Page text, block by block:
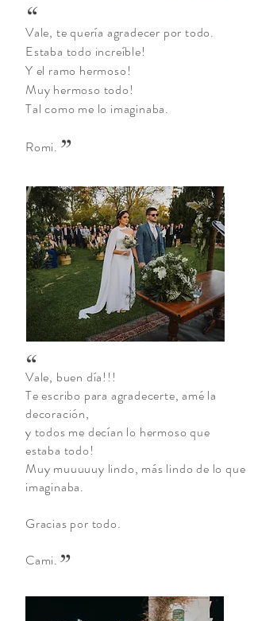
“
”
Vale, te quería agradecer por todo.
Estaba todo increíble!
Y el ramo hermoso!
Muy hermoso todo!
Tal como me lo imaginaba.
Romi.
“
Vale, buen día!!!
Te escribo para agradecerte, amé la
decoración,
y todos me decían lo hermoso que
estaba todo!
Muy muuuuuy lindo, más lindo de lo que
imaginaba.
Gracias por todo.
Cami.”